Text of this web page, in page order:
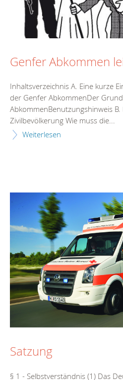
Genfer Abkommen
Inhaltsverzeichnis A. Eine kurze
der Genfer AbkommenDer
AbkommenBenutzungshinweis
Zivilbevölkerung Wie muss die...
Weiterlesen
Satzung
§ 1 - Selbstverständnis (1) Das